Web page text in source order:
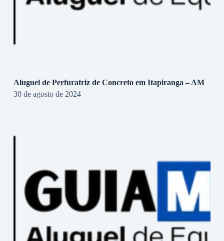
Aluguel de Perfuratriz de Concreto em Itapiranga – AM
30 de agosto de 2024